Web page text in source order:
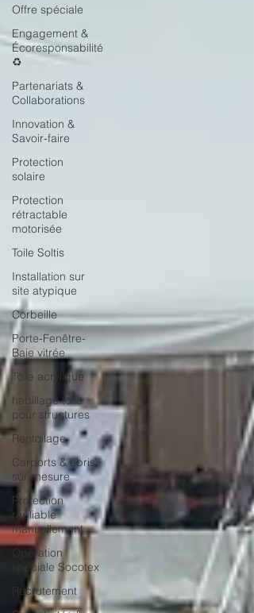
Offre spéciale
Engagement &
Écoresponsabilité
♻️
Partenariats &
Collaborations
Innovation &
Savoir-faire
Protection
solaire
Protection
rétractable
motorisée
Toile Soltis
Installation sur
site atypique
Corbeille
Porte-Fenêtre-
Baie vitrée
Toile acrylique
habillage toile
pour structures
Rentoilage
Carports & abris
sur-mesure
Protection
repliable
manuellement
Opération
spéciale Socotex
Recrutement